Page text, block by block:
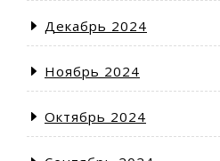
Декабрь 2024
Ноябрь 2024
Октябрь 2024